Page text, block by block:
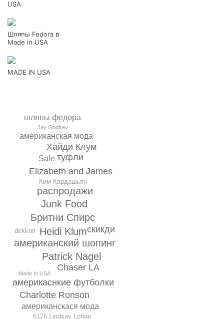
USA
Шляпы Fedora в
Made in USA
MADE IN USA
Бритни Спирс
Heidi Klum
Junk Food
американский шопинг
распродажи
Patrick Nagel
Elizabeth and James
Chaser LA
туфли
Хайди Клум
америкаснкие футболки
скикди
Charlotte Ronson
американская мода
американскася мода
шляпы федора
Sale
6126 Lindsay Lohan
Ким Кардашьян
dekkori
Made In USA
Jay Godfrey